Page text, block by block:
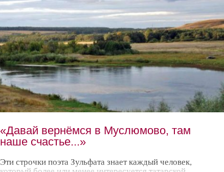
«Давай вернёмся в Муслюмово, там
наше счастье...»
Эти строчки поэта Зульфата знает каждый человек,